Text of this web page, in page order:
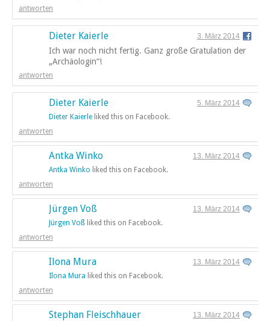
antworten
Dieter Kaierle 3. März 2014
Ich war noch nicht fertig. Ganz große Gratulation der
„Archäologin“!
antworten
Dieter Kaierle
5. März 2014
Dieter Kaierle liked this on Facebook.
antworten
Antka Winko
13. März 2014
Antka Winko liked this on Facebook.
antworten
Jürgen Voß
13. März 2014
Jürgen Voß liked this on Facebook.
antworten
Ilona Mura
13. März 2014
Ilona Mura liked this on Facebook.
antworten
Stephan Fleischhauer
13. März 2014